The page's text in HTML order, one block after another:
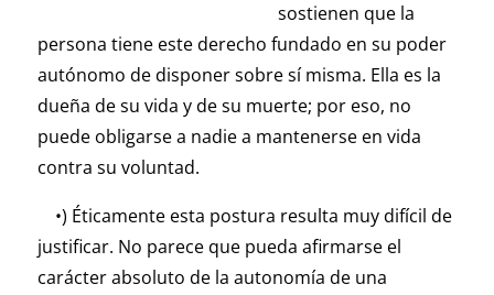
sostienen que la
persona tiene este derecho fundado en su poder
autónomo de disponer sobre sí misma. Ella es la
dueña de su vida y de su muerte; por eso, no
puede obligarse a nadie a mantenerse en vida
contra su voluntad.
•) Éticamente esta postura resulta muy difícil de
justificar. No parece que pueda afirmarse el
carácter absoluto de la autonomía de una